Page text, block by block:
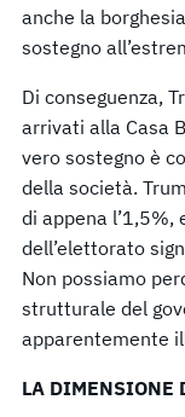
anche la
sostegno
Di conseguenza,
arrivati alla Casa
vero sostegno è
della società.
di appena l’1,5%,
dell’elettorato
Non possiamo
strutturale del
apparentemente
LA DIMENSIONE